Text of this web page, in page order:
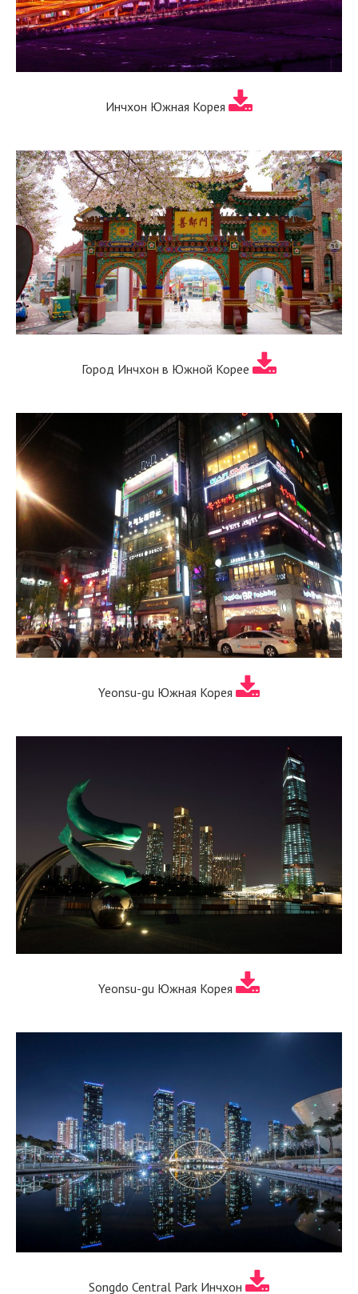
Инчхон Южная Корея
Город Инчхон в Южной Корее
Yeonsu-gu Южная Корея
Yeonsu-gu Южная Корея
Songdo Central Park Инчхон